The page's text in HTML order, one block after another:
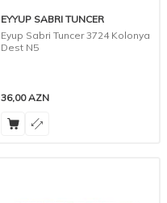
EYYUP SABRI TUNCER
Eyup Sabri Tuncer 3724 Kolonya
Dest N5
36,00AZN